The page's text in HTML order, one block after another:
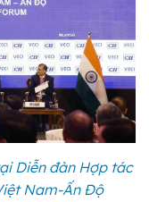
Diễn đàn Hợp tác
Nam-Ấn Độ